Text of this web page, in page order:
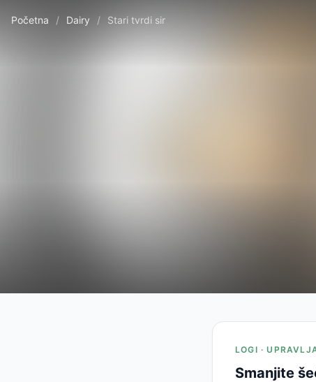
Početna / Dairy / Stari tvrdi sir
LOGI ·
Smanjite